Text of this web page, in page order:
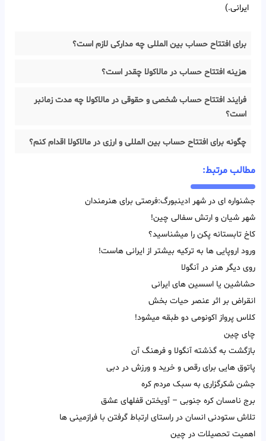
ایرانی.)
برای افتتاح حساب بین المللی چه مدارکی لازم است؟
هزینه افتتاح حساب در مالاکولا چقدر است؟
فرایند افتتاح حساب شخصی و حقوقی در مالاکولا چه مدت زمانبر
است؟
چگونه برای افتتاح حساب بین المللی و ارزی در مالاکولا اقدام کنم؟
مطالب مرتبط:
جشنواره ای در شهر ادینبورگ:فرصتی برای هنرمندان
شهر شیان و ارتش سفالی چین!
کاخ تابستانه پکن را میشناسید؟
ورود اروپایی ها به ترکیه بیشتر از ایرانی هاست!
روی دیگر هنر در آنگولا
حشاشین یا اسسین های ایرانی
انقراض بر اثر عنصر حیات بخش
کلاس پرواز اکونومی دو طبقه میشود!
چای چین
بازگشت به گذشته آنگولا و فرهنگ آن
پاتوق هایی برای رقص و خرید و ورزش در دبی
جشن شکرگزاری به سبک مردم کره
برج نامسان کره جنوبی – آویختن قفلهای عشق
تلاش ستودنی انسان در راستای ارتباط گرفتن با فرازمینی ها
اهمیت تحصیلات در چین